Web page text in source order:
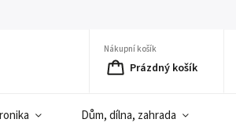
Nákupní košík
Prázdný košík
Dům, dílna, zahrada